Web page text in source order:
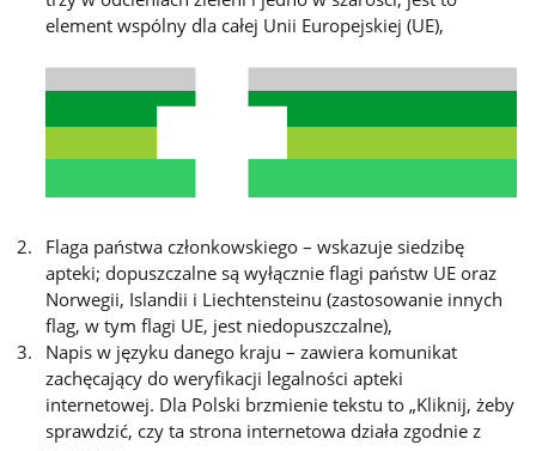
element wspólny dla całej Unii Europejskiej (UE),
Flaga państwa członkowskiego – wskazuje siedzibę
apteki; dopuszczalne są wyłącznie flagi państw UE oraz
Norwegii, Islandii i Liechtensteinu (zastosowanie innych
flag, w tym flagi UE, jest niedopuszczalne),
Napis w języku danego kraju – zawiera komunikat
zachęcający do weryfikacji legalności apteki
internetowej. Dla Polski brzmienie tekstu to „Kliknij, żeby
sprawdzić, czy ta strona internetowa działa zgodnie z